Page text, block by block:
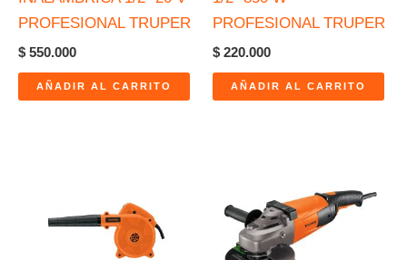
PROFESIONAL TRUPER
$ 550.000
AÑADIR AL CARRITO
PROFESIONAL TRUPER
$ 220.000
AÑADIR AL CARRITO